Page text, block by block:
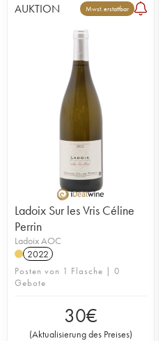
AUKTION Mwst. erstattbar
Ladoix Sur les Vris Céline
Perrin
Ladoix AOC
2022
Posten von 1 Flasche | 0
Gebote
30€
(Aktualisierung des Preises)